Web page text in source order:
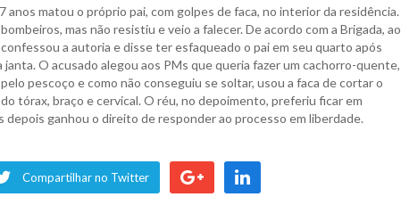
matou o próprio pai, com golpes de faca, no interior da residência.
mas não resistiu e veio a falecer. De acordo com a Brigada, ao
a autoria e disse ter esfaqueado o pai em seu quarto após
O acusado alegou aos PMs que queria fazer um cachorro-quente,
pescoço e como não conseguiu se soltar, usou a faca de cortar o
tórax, braço e cervical. O réu, no depoimento, preferiu ficar em
ganhou o direito de responder ao processo em liberdade.
Compartilhar no Twitter